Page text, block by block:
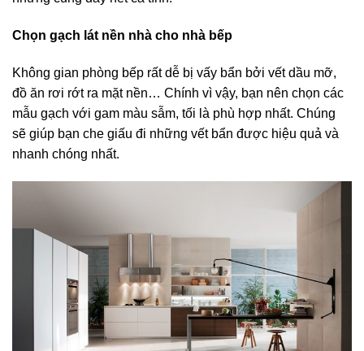
Chọn gạch lát nền nhà cho nhà bếp
Không gian phòng bếp rất dễ bị vấy bẩn bởi vết dầu mỡ,
đồ ăn rơi rớt ra mặt nền… Chính vì vậy, bạn nên chọn các
mẫu gạch với gam màu sẫm, tối là phù hợp nhất. Chúng
sẽ giúp bạn che giấu đi những vết bẩn được hiệu quả và
nhanh chóng nhất.